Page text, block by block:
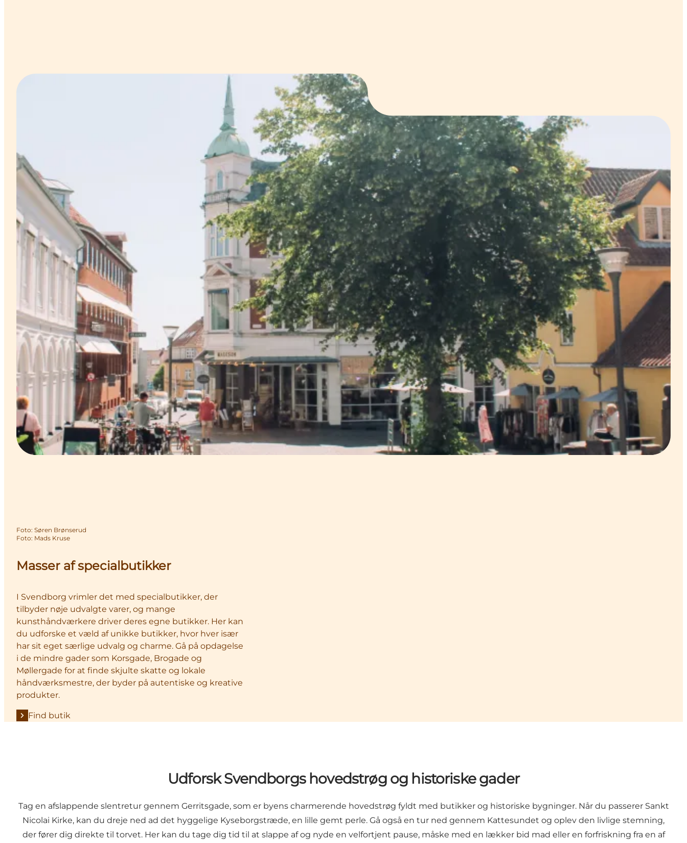
Foto: Søren Brønserud
Foto: Mads Kruse
Masser af specialbutikker
I Svendborg vrimler det med specialbutikker, der
tilbyder nøje udvalgte varer, og mange
kunsthåndværkere driver deres egne butikker. Her kan
du udforske et væld af unikke butikker, hvor hver især
har sit eget særlige udvalg og charme. Gå på opdagelse
i de mindre gader som Korsgade, Brogade og
Møllergade for at finde skjulte skatte og lokale
håndværksmestre, der byder på autentiske og kreative
produkter.
Find butik
Udforsk Svendborgs hovedstrøg og historiske gader
Tag en afslappende slentretur gennem Gerritsgade, som er byens charmerende hovedstrøg fyldt med butikker og historiske bygninger. Når du passerer Sankt
Nicolai Kirke, kan du dreje ned ad det hyggelige Kyseborgstræde, en lille gemt perle. Gå også en tur ned gennem Kattesundet og oplev den livlige stemning,
der fører dig direkte til torvet. Her kan du tage dig tid til at slappe af og nyde en velfortjent pause, måske med en lækker bid mad eller en forfriskning fra en af